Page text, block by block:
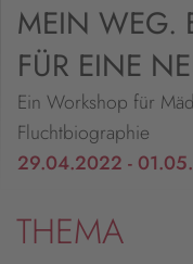
MEIN WEG.
FÜR EINE
Ein Workshop für
Fluchtbiographie
29.04.2022 -
THEMA